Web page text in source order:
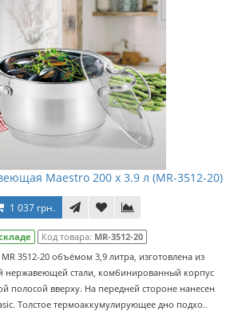
Maestro 200 x 3.9 л (MR-3512-20)
1 037 грн.
Код товара: MR-3512-20
3512-20 объёмом 3,9 литра, изготовлена из
нержавеющей стали, комбинированный корпус
полосой вверху. На передней стороне нанесен
Толстое термоаккумулирующее дно подхо..